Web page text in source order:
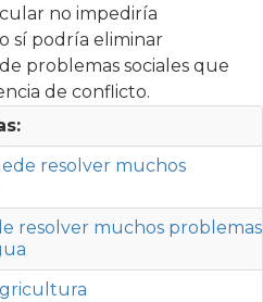
no impediría
sí podría eliminar
problemas sociales que
de conflicto.
resolver muchos
resolver muchos problemas